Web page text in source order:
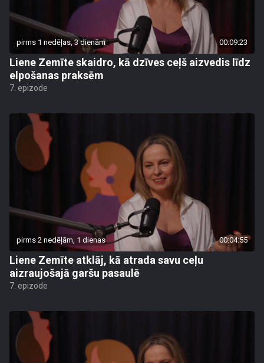
pirms 1 nedēļas, 3 dienām 00:09:23
Liene Zemīte skaidro, kā dzīves ceļš aizvedis līdz
elpošanas praksēm
7. epizode
pirms 2 nedēļām, 1 dienas 00:04:55
Liene Zemīte atklāj, kā atrada savu ceļu
aizraujošajā garšu pasaulē
7. epizode